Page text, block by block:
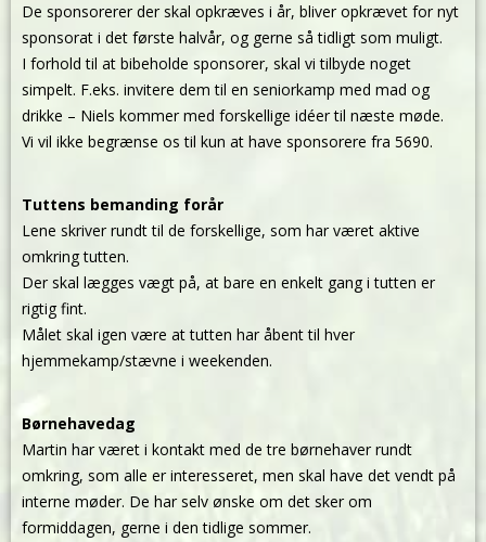
De sponsorerer der skal opkræves i år, bliver opkrævet for nyt
sponsorat i det første halvår, og gerne så tidligt som muligt.
I forhold til at bibeholde sponsorer, skal vi tilbyde noget
simpelt. F.eks. invitere dem til en seniorkamp med mad og
drikke – Niels kommer med forskellige idéer til næste møde.
Vi vil ikke begrænse os til kun at have sponsorere fra 5690.
Tuttens bemanding forår
Lene skriver rundt til de forskellige, som har været aktive
omkring tutten.
Der skal lægges vægt på, at bare en enkelt gang i tutten er
rigtig fint.
Målet skal igen være at tutten har åbent til hver
hjemmekamp/stævne i weekenden.
Børnehavedag
Martin har været i kontakt med de tre børnehaver rundt
omkring, som alle er interesseret, men skal have det vendt på
interne møder. De har selv ønske om det sker om
formiddagen, gerne i den tidlige sommer.